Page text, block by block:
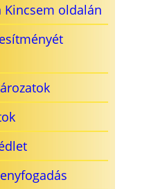
Kincsem oldalán